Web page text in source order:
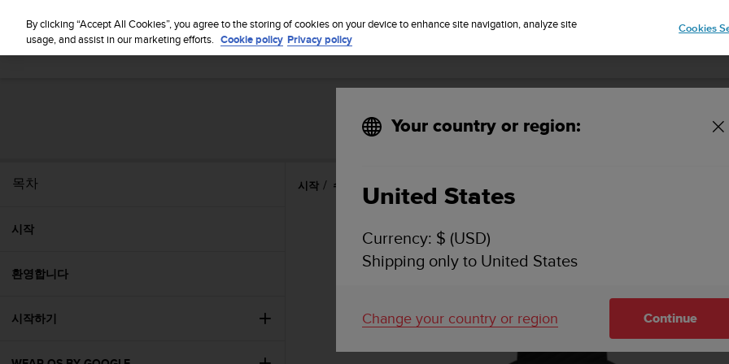
SUUNTO 7 사용 설명서
목차
시작
환영합니다
시작하기
시작 수면 수면 보고서
Your country or region:
United States
Currency: $ (USD)
Shipping only to United States
Change your country or region Continue
By clicking “Accept All Cookies”, you agree to the storing of cookies on your device to enhance site navigation, analyze site
usage, and assist in our marketing efforts. Cookie policy Privacy policy
Cookies